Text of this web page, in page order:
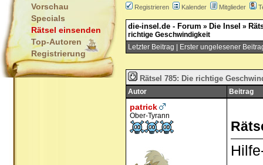
Vorschau
Specials
Rätsel einsenden
Top-Autoren
Registrierung
Registrieren Kalender Mitglieder
die-insel.de - Forum » Die Insel »
richtige Geschwindigkeit
Letzter Beitrag
Erster ungelesener
Rätsel 785: Die richtige
Autor Beitrag
patrick
Ober-Tyrann